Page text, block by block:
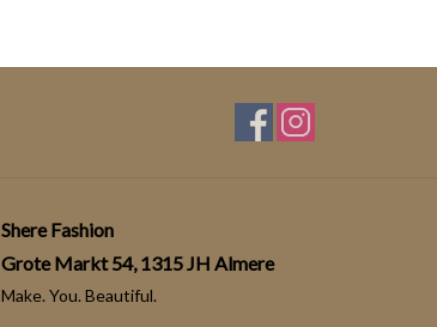
Shere Fashion
Grote Markt 54, 1315 JH Almere
Make. You. Beautiful.